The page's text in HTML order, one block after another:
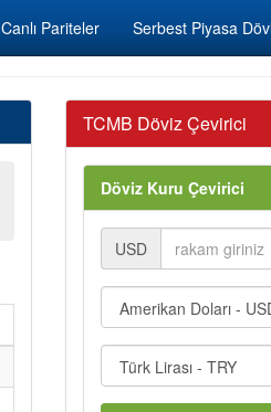
Canlı Pariteler Serbest Piyasa
TCMB Döviz Çevirici
Döviz Kuru Çevirici
USD